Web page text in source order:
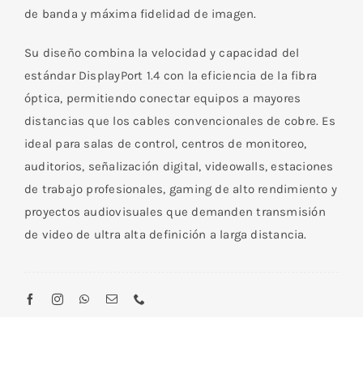
de banda y máxima fidelidad de imagen.
Su diseño combina la velocidad y capacidad del
estándar DisplayPort 1.4 con la eficiencia de la fibra
óptica, permitiendo conectar equipos a mayores
distancias que los cables convencionales de cobre. Es
ideal para salas de control, centros de monitoreo,
auditorios, señalización digital, videowalls, estaciones
de trabajo profesionales, gaming de alto rendimiento y
proyectos audiovisuales que demanden transmisión
de video de ultra alta definición a larga distancia.